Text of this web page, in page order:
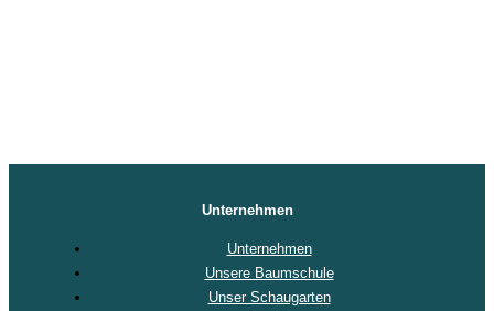
Unternehmen
Unternehmen
Unsere Baumschule
Unser Schaugarten